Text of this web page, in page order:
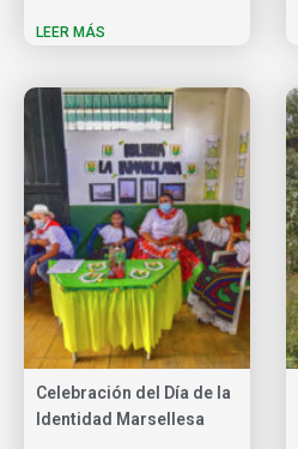
LEER MÁS
Celebración del Día de la
Identidad Marsellesa